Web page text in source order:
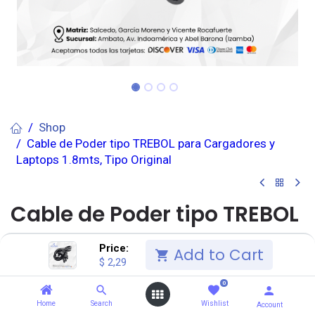
Price:
$ 2,29 Add to Cart
Home Search
0
Wishlist Account
Shop
Cable de Poder tipo TREBOL para Cargadores y
Laptops 1.8mts, Tipo Original
Cable de Poder tipo TREBOL
para Cargadores y Laptops
1.8mts, Tipo Original
(0 reseña)